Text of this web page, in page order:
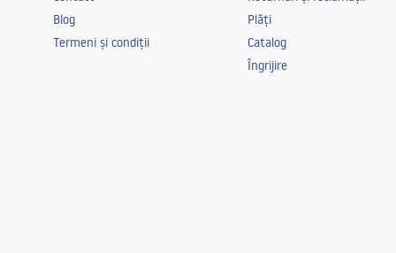
Blog
Termeni și condiții
Plăți
Catalog
Îngrijire